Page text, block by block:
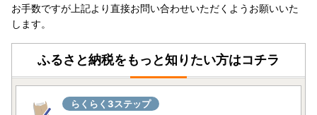
▽大河原町ホームページ
リンク
○ふるさと納税は「寄附」であるため、申し込み後のキャン
セルは原則できません。申込の際は、申込者、お礼の品（数
等に誤りがないかよくご確認の上、申込をお願いいたしま
お手数ですが上記より直接お問い合わせいただくようお願いいた
します。
ふるさと納税をもっと知りたい方はコチラ
らくらく3ステップ